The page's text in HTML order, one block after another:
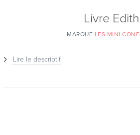
Livre Edith
MARQUE LES MINI
Lire le descriptif